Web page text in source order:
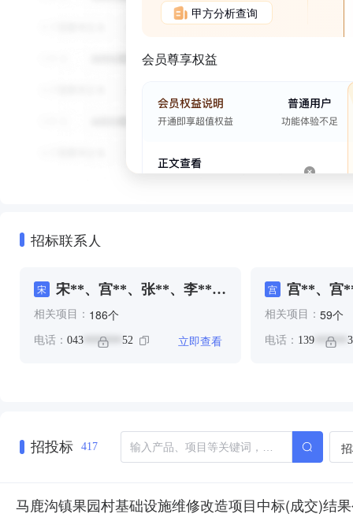
甲方分析查询
会员尊享权益
招标联系人
宋
宋**、宫**、张**、李**、
相关项目： 186个
电话： 043 ******* 52 立即查看
宫 宫**、宫
相关项目： 59个
电话： 139******
招投标 417
马鹿沟镇果园村基础设施维修改造项目中标(成交)结